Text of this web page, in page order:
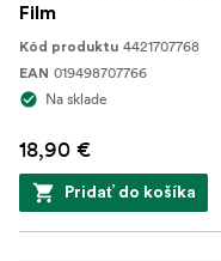
Film
Kód produktu 4421707768
EAN 019498707766
Na sklade
18,90 €
Pridať do košíka